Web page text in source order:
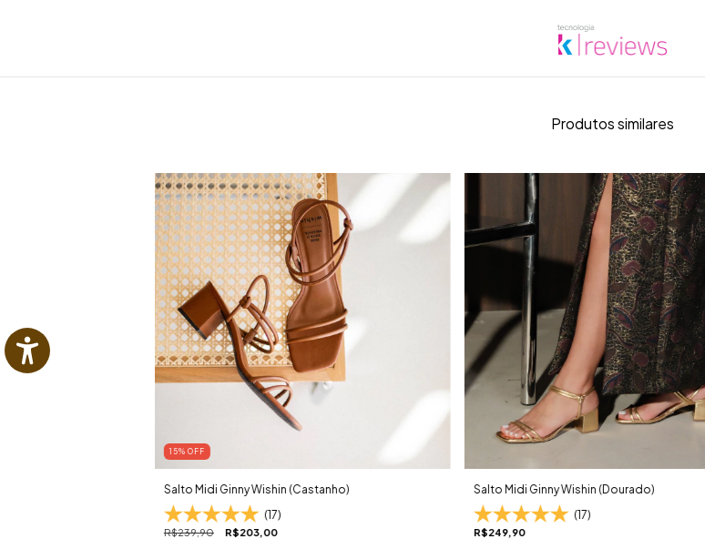
Produtos similares
15% OFF
Salto Midi Ginny Wishin (Castanho)
(17)
R$239,90 R$203,00
Salto Midi Ginny Wishin (Dourado)
(17)
R$249,90